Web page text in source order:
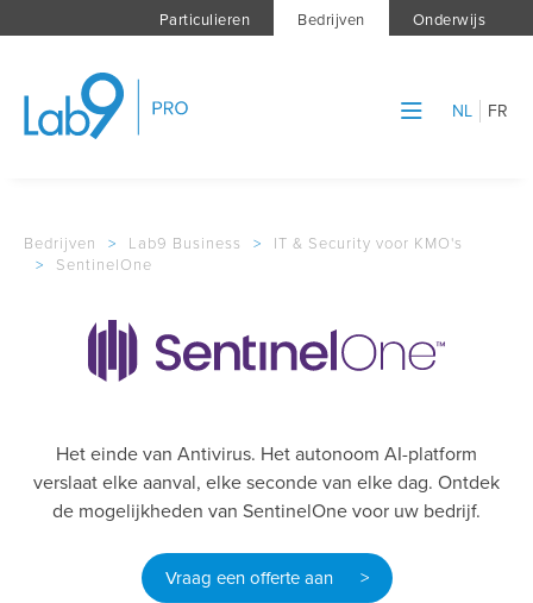
Particulieren Bedrijven Onderwijs
NL FR
Bedrijven > Lab9 Business >
IT & Security voor KMO's
>
SentinelOne
Het einde van Antivirus. Het autonoom AI-platform
verslaat elke aanval, elke seconde van elke dag. Ontdek
de mogelijkheden van SentinelOne voor uw bedrijf.
Vraag een offerte aan >